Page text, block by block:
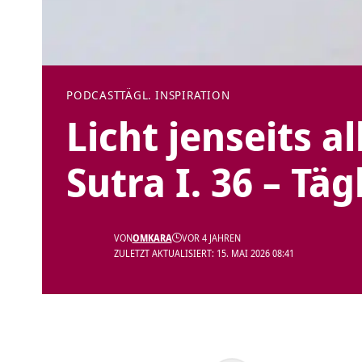
PODCASTTÄGL. INSPIRATION
Licht jenseits
Sutra I. 36 –
ZULETZT AKTUALISIERT: 15. MAI 2026 08:41
VONOMKARA VOR 4 JAHREN